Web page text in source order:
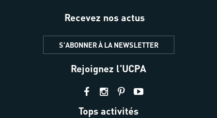
Recevez nos actus
S'ABONNER À LA NEWSLETTER
Rejoignez l'UCPA
Tops activités